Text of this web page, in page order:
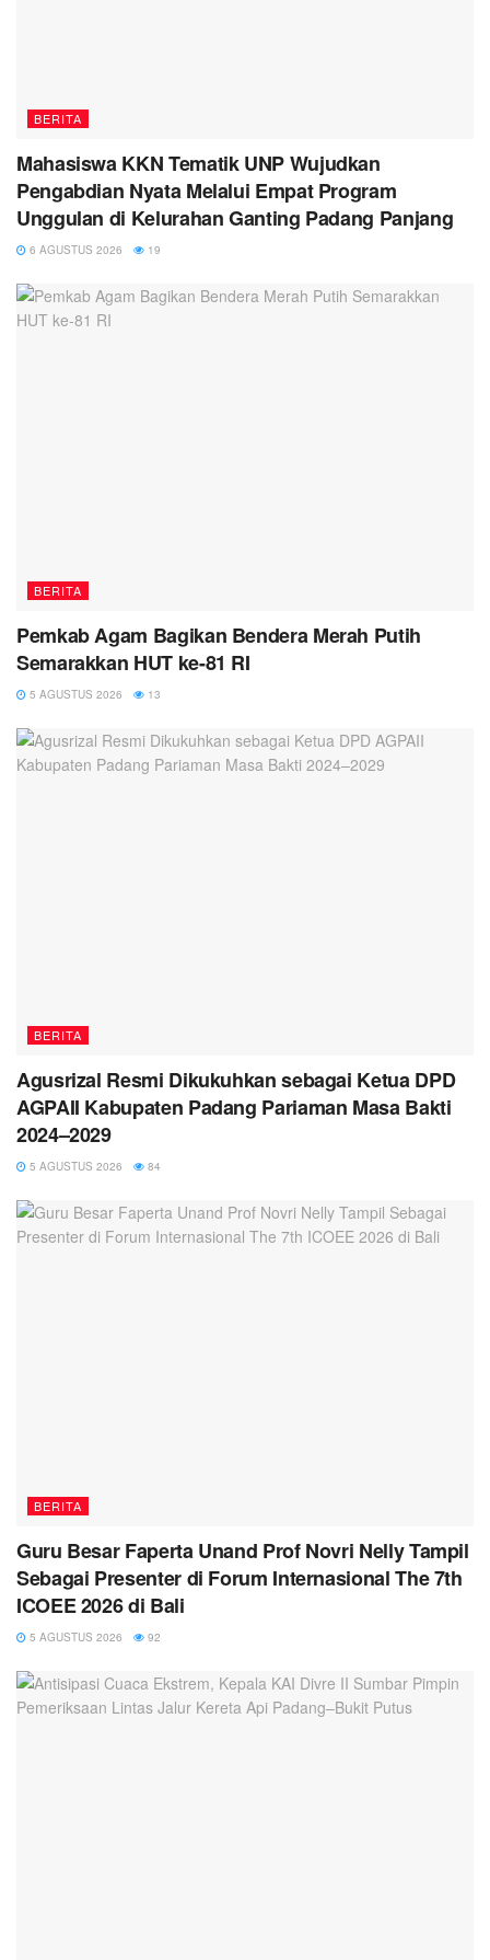
BERITA
Mahasiswa KKN Tematik UNP Wujudkan
Pengabdian Nyata Melalui Empat Program
Unggulan di Kelurahan Ganting Padang Panjang
6 AGUSTUS 2026 19
BERITA
Pemkab Agam Bagikan Bendera Merah Putih
Semarakkan HUT ke-81 RI
5 AGUSTUS 2026 13
BERITA
Agusrizal Resmi Dikukuhkan sebagai Ketua DPD
AGPAII Kabupaten Padang Pariaman Masa Bakti
2024–2029
5 AGUSTUS 2026 84
BERITA
Guru Besar Faperta Unand Prof Novri Nelly Tampil
Sebagai Presenter di Forum Internasional The 7th
ICOEE 2026 di Bali
5 AGUSTUS 2026 92